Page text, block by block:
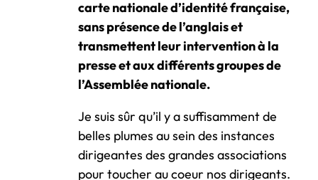
carte nationale d’identité française,
sans présence de l’anglais et
transmettent leur intervention à la
presse et aux différents groupes de
l’Assemblée nationale.
Je suis sûr qu’il y a suffisamment de
belles plumes au sein des instances
dirigeantes des grandes associations
pour toucher au coeur nos dirigeants.